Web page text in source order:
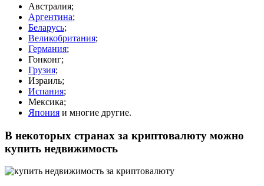
Австралия;
Аргентина;
Беларусь;
Великобритания;
Германия;
Гонконг;
Грузия;
Израиль;
Испания;
Мексика;
Япония и многие другие.
В некоторых странах за криптовалюту можно
купить недвижимость